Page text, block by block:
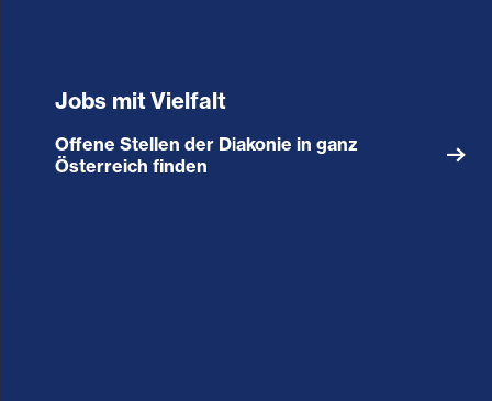
Jobs mit Vielfalt
Offene Stellen der Diakonie in ganz
Österreich finden